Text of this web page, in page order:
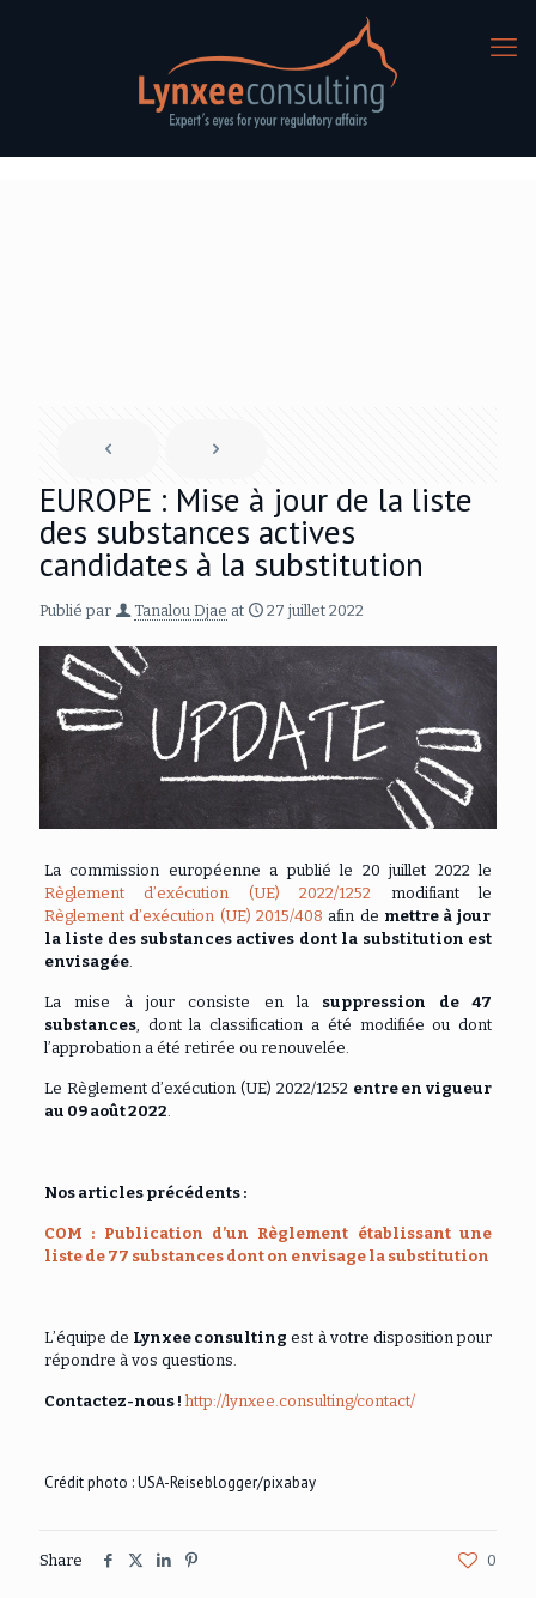
EUROPE : Mise à jour de la liste
des substances actives
candidates à la substitution
Publié par Tanalou Djae at 27 juillet 2022
La commission européenne a publié le 20 juillet 2022 le
Règlement d’exécution (UE) 2022/1252 modifiant le
Règlement d’exécution (UE) 2015/408 afin de mettre à jour
la liste des substances actives dont la substitution est
envisagée.
La mise à jour consiste en la suppression de 47
substances, dont la classification a été modifiée ou dont
l’approbation a été retirée ou renouvelée.
Le Règlement d’exécution (UE) 2022/1252 entre en vigueur
au 09 août 2022
Nos articles précédents :
COM : Publication d’un Règlement établissant une
liste de 77 substances dont on envisage la substitution
L’équipe de Lynxee consulting est à votre disposition pour
répondre à vos questions.
Contactez-nous ! http://lynxee.consulting/contact/
Crédit photo : USA-Reiseblogger/pixabay
Share 0